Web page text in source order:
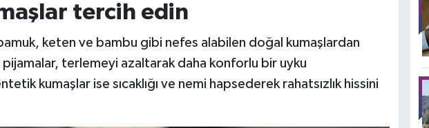
tercih edin
keten ve bambu gibi nefes alabilen doğal kumaşlardan
terlemeyi azaltarak daha konforlu bir uyku
kumaşlar ise sıcaklığı ve nemi hapsederek rahatsızlık hissini